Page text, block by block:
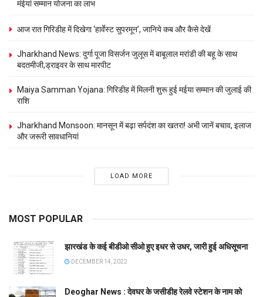
मंईयां सम्मान योजना का लाभ
आज रात गिरिडीह में दिखेगा ‘हार्वेस्ट सुपरमून’, जानिये कब और कैसे देखें
Jharkhand News: दुर्गा पूजा विसर्जन जुलूस में बाबूलाल मरांडी की बहू के साथ
बदतमीजी,ड्राइवर के साथ मारपीट
Maiya Samman Yojana: गिरिडीह में मिलनी शुरू हुई मईया सम्मान की जुलाई की
राशि
Jharkhand Monsoon: मानसून में बढ़ा सर्पदंश का खतरा! अभी जानें बचाव, इलाज
और जरूरी सावधानियां
LOAD MORE
MOST POPULAR
झारखंड के कई बीडीओ सीओ हुए इधर से उधर, जारी हुई अधिसूचना
DECEMBER 14, 2022
Deoghar News : देवघर के जसीडीह रेलवे स्टेशन के नाम को